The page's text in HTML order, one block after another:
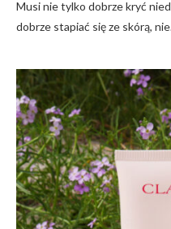
Musi nie tylko dobrze kryć
dobrze stapiać się ze skórą,